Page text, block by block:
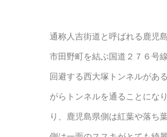
通称人吉街道と呼ばれる鹿児
市田野町を結ぶ国道２７６号
回避する西大塚トンネルがあ
がらトンネルを通ることにな
り、鹿児島県側は紅葉や落ち